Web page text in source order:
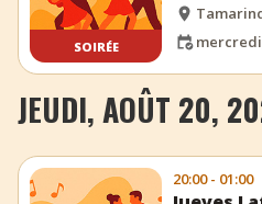
SOIRÉE
JEUDI, AOÛT 20,
20:00 - 01:00